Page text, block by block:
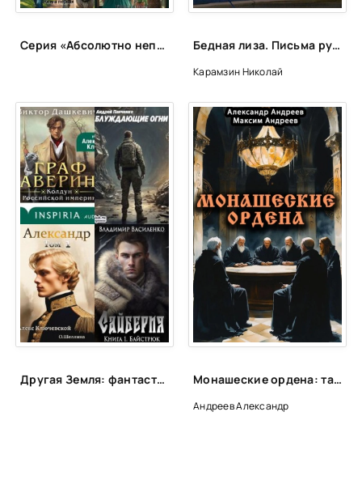
Серия «Абсолютно неправильные люди» Бедная лиза. Письма русского путешественника - Николай Карамзин
Карамзин Николай
Другая Земля: фантастика с альтернативной историей Монашеские ордена: тамплиеры, тевтоны, иезуиты и другие - Александр Андреев, Максим Андреев
Андреев Александр